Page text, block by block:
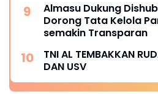
Almasu Dukung
Dorong Tata Kelola
semakin Transparan
TNI AL TEMBAKKAN
DAN USV